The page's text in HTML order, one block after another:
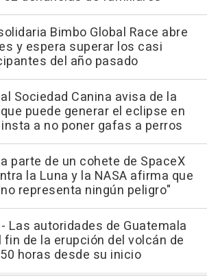
Bimbo Global Race abre
y espera superar los casi
del año pasado
Sociedad Canina avisa de la
puede generar el eclipse en
a no poner gafas a perros
parte de un cohete de SpaceX
la Luna y la NASA afirma que
representa ningún peligro"
Las autoridades de Guatemala
fin de la erupción del volcán de
horas desde su inicio